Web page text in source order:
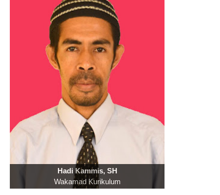
Hadi Kammis, SH
Wakamad Kurikulum